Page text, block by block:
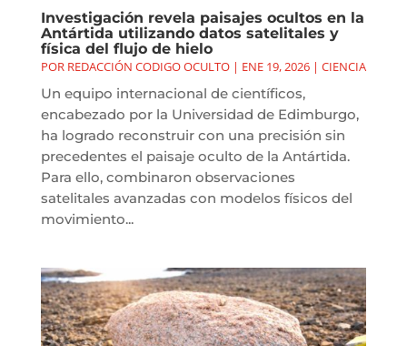
Investigación revela paisajes ocultos en la
Antártida utilizando datos satelitales y
física del flujo de hielo
POR REDACCIÓN CODIGO OCULTO| ENE 19, 2026| CIENCIA
Un equipo internacional de científicos,
encabezado por la Universidad de Edimburgo,
ha logrado reconstruir con una precisión sin
precedentes el paisaje oculto de la Antártida.
Para ello, combinaron observaciones
satelitales avanzadas con modelos físicos del
movimiento...